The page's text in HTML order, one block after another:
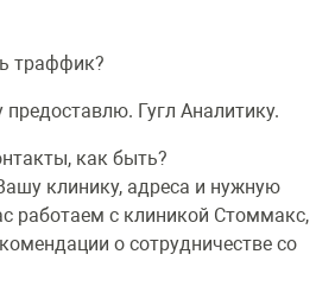
траффик?
Гугл Аналитику.
как быть?
клинику, адреса и нужную
работаем с клиникой Стоммакс,
о сотрудничестве со